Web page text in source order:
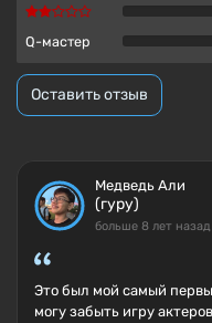
Q-мастер
Оставить отзыв
Медведь Али
(гуру)
больше 8 лет назад
Это был мой самый
могу забыть игру